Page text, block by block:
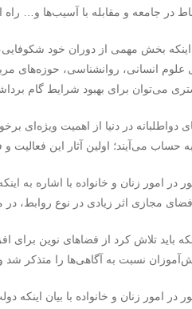
جامعه و مقابله با آسیب‌ها و… راه
به اینکه بخش مهمی از دوران خود
انسانی، روانشناسی، حوزه‌های
می‌توان برای بهبود شرایط گام
دواطلبانه در دنیا از اهمیت ویژه‌ای
حساب می‌آیند؛ اولین آثار این فعالیت
در امور زنان و خانواده با اشاره به
مجازی اثر زیادی در نوع روابط،
باید تلاش کرد از فضاهای نوین
نسبت به آگاهی‌ها را متذکر
در امور زنان و خانواده با بیان